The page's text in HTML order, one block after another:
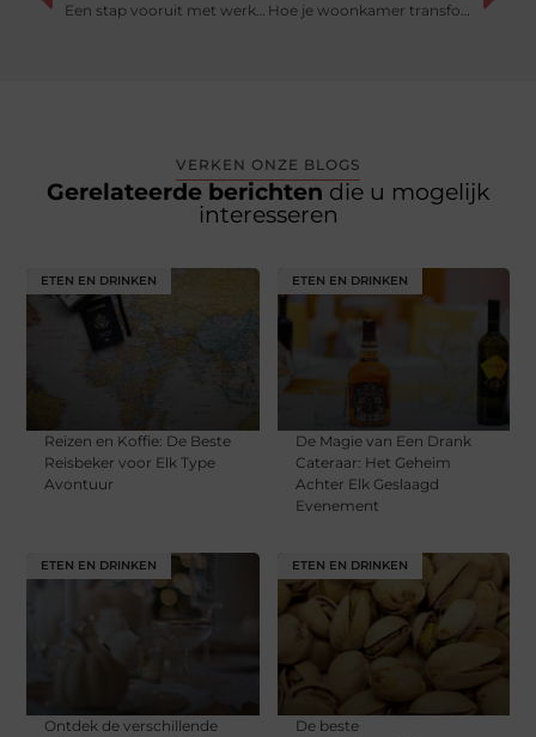
Een stap vooruit met werkervaringsplekken gekeurd door het UWV Hoe je woonkamer transformeert met stijlvolle meubels
VERKEN ONZE BLOGS
Gerelateerde berichten die u mogelijk
interesseren
ETEN EN DRINKEN
Reizen en Koffie: De Beste
Reisbeker voor Elk Type
Avontuur
ETEN EN DRINKEN
De Magie van Een Drank
Cateraar: Het Geheim
Achter Elk Geslaagd
Evenement
ETEN EN DRINKEN
Ontdek de verschillende
ETEN EN DRINKEN
De beste